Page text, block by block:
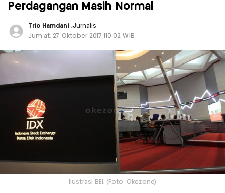
Perdagangan Masih Normal
Trio Hamdani ,Jurnalis
Jum'at, 27 Oktober 2017 |10:02 WIB
Ilustrasi BEI. (Foto: Okezone)